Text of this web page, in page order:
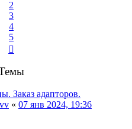
2
3
4
5
Заказ адапторов.
« 07 янв 2024, 19:36